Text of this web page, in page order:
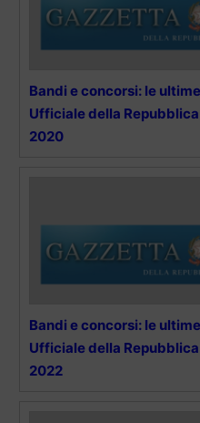
Bandi e concorsi: le
Ufficiale della
2020
Bandi e concorsi: le
Ufficiale della
2022